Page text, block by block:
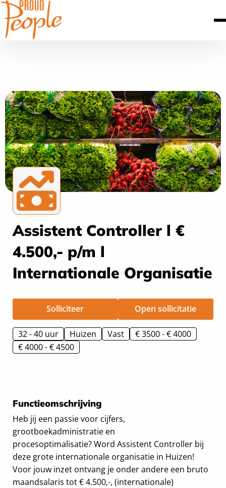
Assistent Controller l €
4.500,- p/m l
Internationale Organisatie
32 - 40 uur Huizen Vast
€ 3500 - € 4000
€ 4000 - € 4500
Solliciteer Open sollicitatie
Functieomschrijving
Heb jij een passie voor cijfers,
grootboekadministratie en
procesoptimalisatie? Word Assistent Controller bij
deze grote internationale organisatie in Huizen!
Voor jouw inzet ontvang je onder andere een bruto
maandsalaris tot € 4.500,-, (internationale)